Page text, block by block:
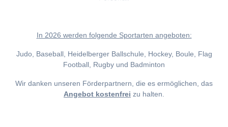
In 2026 werden folgende Sportarten angeboten:
Judo, Baseball, Heidelberger Ballschule, Hockey, Boule, Flag
Football, Rugby und Badminton
Wir danken unseren Förderpartnern, die es ermöglichen, das
Angebot kostenfrei zu halten.